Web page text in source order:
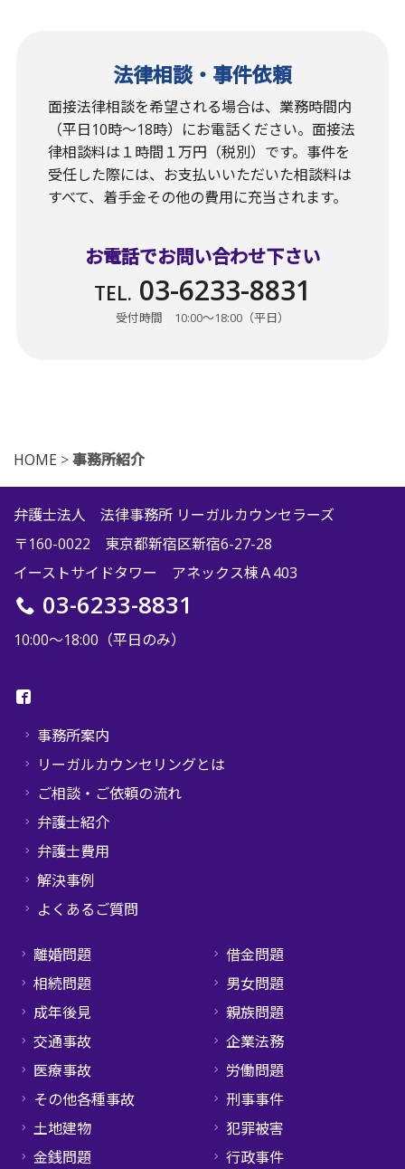
法律相談・事件依頼
面接法律相談を希望される場合は、業務時間内
（平日10時〜18時）にお電話ください。面接法
律相談料は１時間１万円（税別）です。事件を
受任した際には、お支払いいただいた相談料は
すべて、着手金その他の費用に充当されます。
お電話でお問い合わせ下さい
TEL. 03-6233-8831
受付時間 10:00〜18:00（平日）
HOME >事務所紹介
弁護士法人 法律事務所 リーガルカウンセラーズ
〒160-0022 東京都新宿区新宿6-27-28
イーストサイドタワー アネックス棟Ａ403
03-6233-8831
10:00〜18:00（平日のみ）
事務所案内
リーガルカウンセリングとは
ご相談・ご依頼の流れ
弁護士紹介
弁護士費用
解決事例
よくあるご質問
離婚問題
相続問題
成年後見
交通事故
医療事故
その他各種事故
土地建物
金銭問題
借金問題
男女問題
親族問題
企業法務
労働問題
刑事事件
犯罪被害
行政事件